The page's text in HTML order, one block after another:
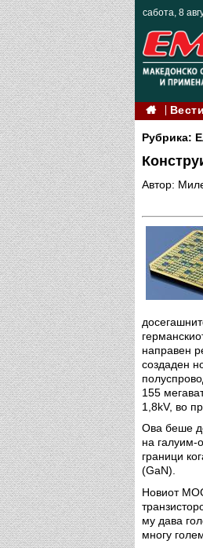
сабота, 8
Вести
Рубрика:
Автор:
направен
создаден
155
1,8kV, во
Ова беше
на галуим-
граници
(GaN).
Новиот
му дава
многу